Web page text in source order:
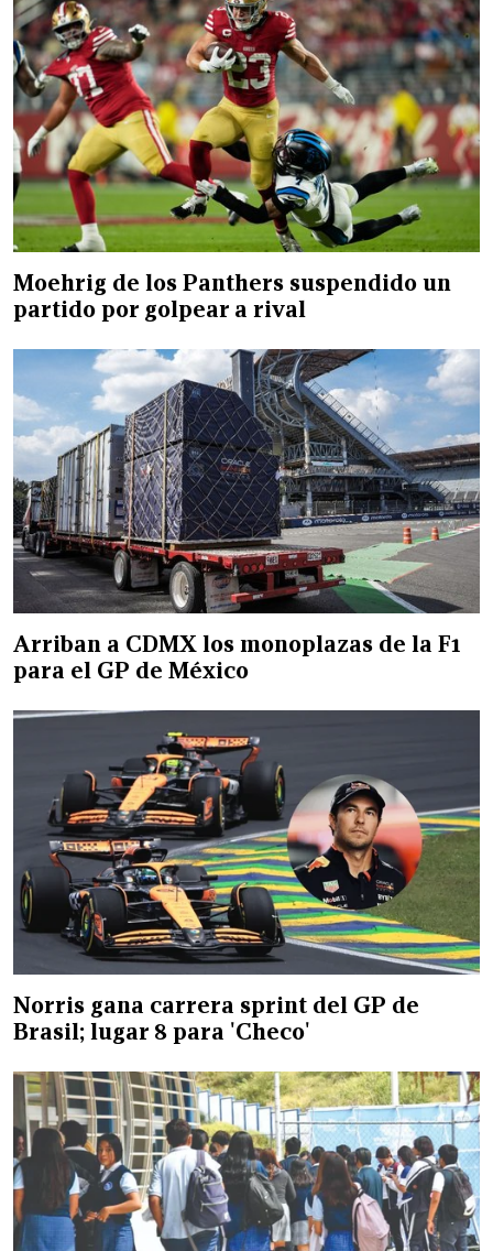
Moehrig de los Panthers suspendido un
partido por golpear a rival
Arriban a CDMX los monoplazas de la F1
para el GP de México
Norris gana carrera sprint del GP de
Brasil; lugar 8 para 'Checo'